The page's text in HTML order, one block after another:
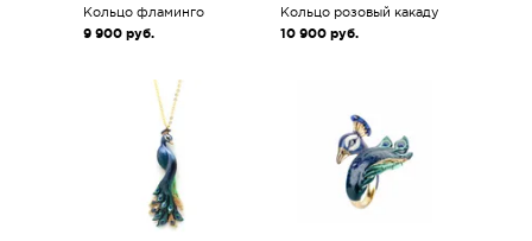
Кольцо фламинго
9 900 руб.
Кольцо розовый какаду
10 900 руб.